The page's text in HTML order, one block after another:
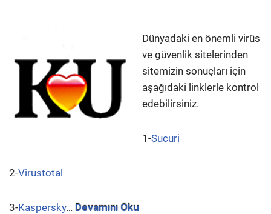
Dünyadaki en önemli virüs
ve güvenlik sitelerinden
sitemizin sonuçları için
aşağıdaki linklerle kontrol
edebilirsiniz.
1-Sucuri
2-Virustotal
3-Kaspersky… Devamını Oku